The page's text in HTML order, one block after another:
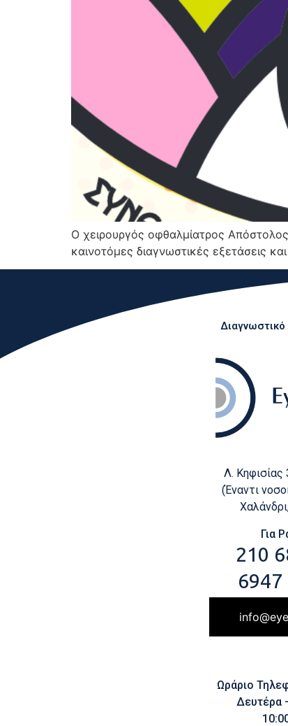
Ο χειρουργός οφθαλμίατρος
καινοτόμες διαγνωστικές εξετάσεις
Διαγνωστικό
Λ.
(Έναντι
Για
210
6947
Ωράριο
Δευτέρα